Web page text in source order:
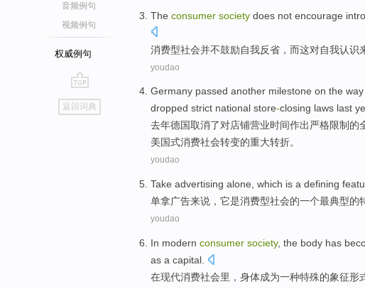
音频例句
视频例句
权威例句
go
top
返回词典
The consumer society does not encourage
消费型社会并不鼓励自我反省 ， 而这对自我认识
youdao
Germany passed another milestone on the
dropped strict national store-closing laws last
去年德国取消了对店铺营业时间作出严格限制的
美国式消费社会转变的重大转折。
youdao
Take advertising alone which is a defining
单拿广告来说， 它是消费型社会的一个最典型的
youdao
In modern consumer society, the body has
as a capital
在现代消费社会里 ， 身体成为一种特殊的象征形